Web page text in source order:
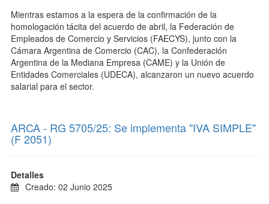
Mientras estamos a la espera de la confirmación de la
homologación tácita del acuerdo de abril, la Federación de
Empleados de Comercio y Servicios (FAECYS), junto con la
Cámara Argentina de Comercio (CAC), la Confederación
Argentina de la Mediana Empresa (CAME) y la Unión de
Entidades Comerciales (UDECA), alcanzaron un nuevo acuerdo
salarial para el sector.
ARCA - RG 5705/25: Se implementa "IVA SIMPLE"
(F 2051)
Detalles
Creado: 02 Junio 2025